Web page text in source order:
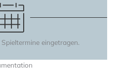
eingetragen.